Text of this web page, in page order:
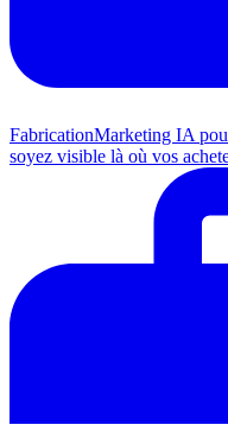
FabricationMarketing IA
soyez visible là où vos